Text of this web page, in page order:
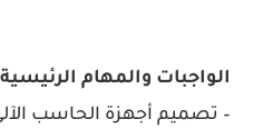
الواجبات والمهام
– تصميم أجهزة الحاسب